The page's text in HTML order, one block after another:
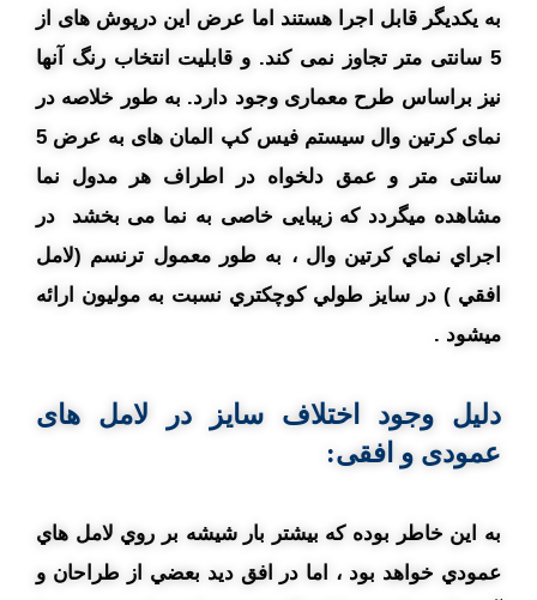
به یکدیگر قابل اجرا هستند اما عرض این درپوش های از
5 سانتی متر تجاوز نمی کند. و قابلیت انتخاب رنگ آنها
نیز براساس طرح معماری وجود دارد. به طور خلاصه در
نمای کرتین وال سیستم فیس کپ المان های به عرض 5
سانتی متر و عمق دلخواه در اطراف هر مدول نما
مشاهده میگردد که زیبایی خاصی به نما می بخشد در
اجراي نماي کرتين وال ، به طور معمول ترنسم (لامل
افقي ) در سايز طولي کوچکتري نسبت به موليون ارائه
ميشود .
دلیل وجود اختلاف سايز در لامل های
عمودی و افقی:
به اين خاطر بوده که بيشتر بار شيشه بر روي لامل هاي
عمودي خواهد بود ، اما در افق ديد بعضي از طراحان و